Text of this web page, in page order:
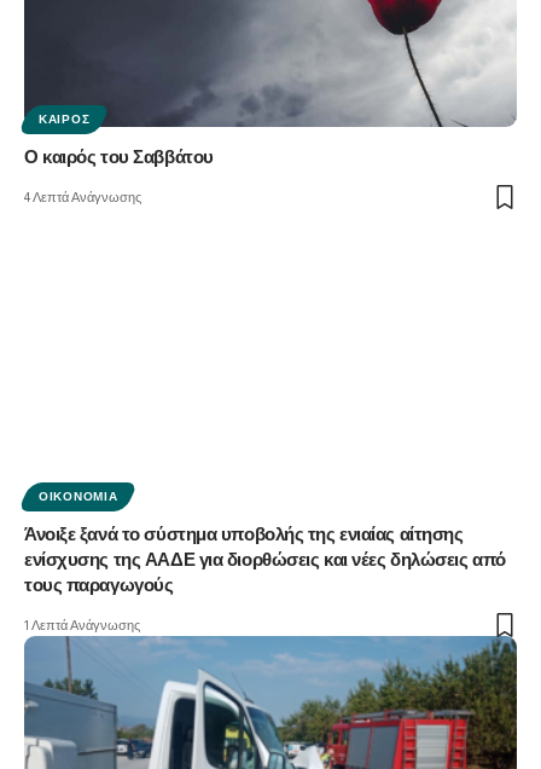
ΚΑΙΡΌΣ
Ο καιρός του Σαββάτου
4 Λεπτά Ανάγνωσης
ΟΙΚΟΝΟΜΊΑ
Άνοιξε ξανά το σύστημα υποβολής της ενιαίας αίτησης
ενίσχυσης της ΑΑΔΕ για διορθώσεις και νέες δηλώσεις από
τους παραγωγούς
1 Λεπτά Ανάγνωσης